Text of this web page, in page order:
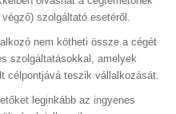
szolgáltató esetéről.
nem kötheti össze a cégét
szolgáltatásokkal, amelyek
célpontjává teszik vállalkozását.
leginkább az ingyenes